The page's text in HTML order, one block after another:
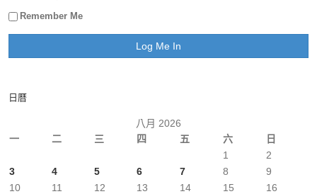
Remember Me
日曆
八月 2026
一
二 三 四 五 六 日
1
2
3
4 5 6 7 8
9
10
11 12 13 14 15
16